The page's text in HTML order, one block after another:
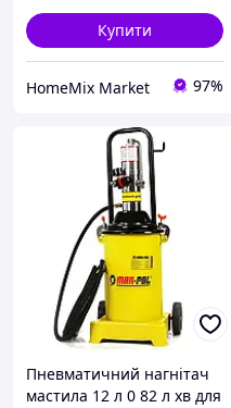
Купити
HomeMix Market 97%
Пневматичний нагнітач
мастила 12 л 0 82 л хв для